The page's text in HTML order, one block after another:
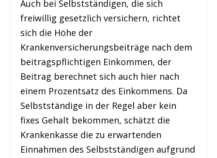
Auch bei Selbstständigen, die sich
freiwillig gesetzlich versichern, richtet
sich die Höhe der
Krankenversicherungsbeiträge nach dem
beitragspflichtigen Einkommen, der
Beitrag berechnet sich auch hier nach
einem Prozentsatz des Einkommens. Da
Selbstständige in der Regel aber kein
fixes Gehalt bekommen, schätzt die
Krankenkasse die zu erwartenden
Einnahmen des Selbstständigen aufgrund